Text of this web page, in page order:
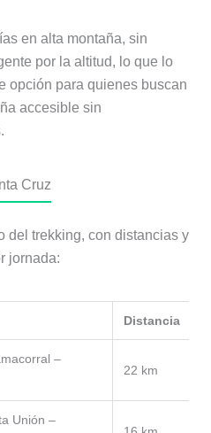
en alta montaña, sin
por la altitud, lo que lo
opción para quienes buscan
accesible sin
Cruz
del trekking, con distancias y
jornada:
Distancia
–
22 km
Unión –